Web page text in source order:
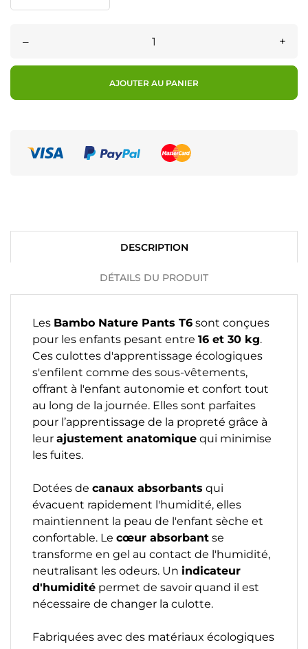
– +
AJOUTER AU PANIER
DESCRIPTION
DÉTAILS DU PRODUIT
Les Bambo Nature Pants T6 sont conçues
pour les enfants pesant entre 16 et 30 kg.
Ces culottes d'apprentissage écologiques
s'enfilent comme des sous-vêtements,
offrant à l'enfant autonomie et confort tout
au long de la journée. Elles sont parfaites
pour l’apprentissage de la propreté grâce à
leur ajustement anatomique qui minimise
les fuites.
Dotées de canaux absorbants qui
évacuent rapidement l'humidité, elles
maintiennent la peau de l'enfant sèche et
confortable. Le cœur absorbant se
transforme en gel au contact de l'humidité,
neutralisant les odeurs. Un indicateur
d'humidité permet de savoir quand il est
nécessaire de changer la culotte.
Fabriquées avec des matériaux écologiques